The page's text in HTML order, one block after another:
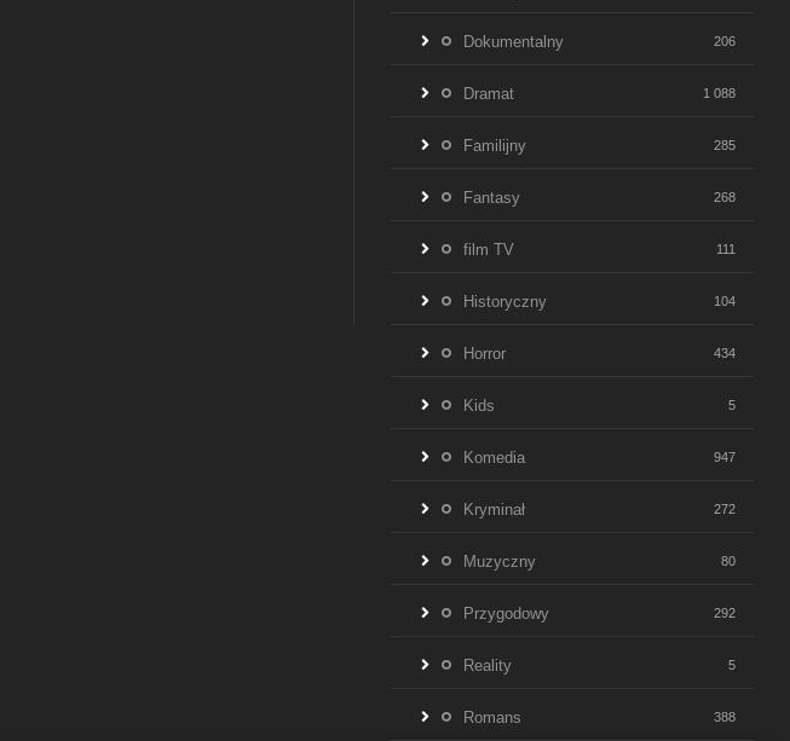
Dokumentalny 206
Dramat 1 088
Familijny 285
Fantasy 268
film TV 111
Historyczny 104
Horror 434
Kids 5
Komedia 947
Kryminał 272
Muzyczny 80
Przygodowy 292
Reality 5
Romans 388